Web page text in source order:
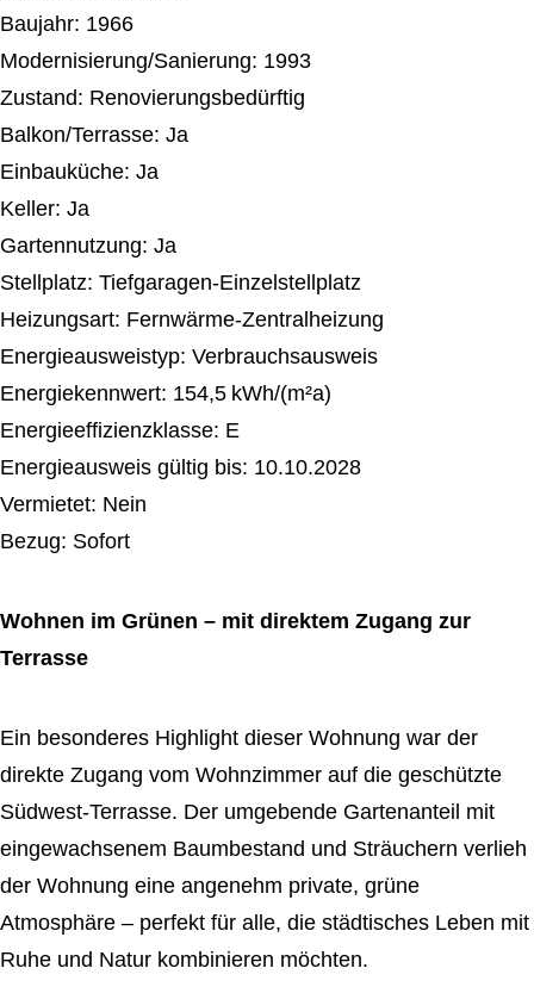
Baujahr: 1966
Modernisierung/Sanierung: 1993
Zustand: Renovierungsbedürftig
Balkon/Terrasse: Ja
Einbauküche: Ja
Keller: Ja
Gartennutzung: Ja
Stellplatz: Tiefgaragen-Einzelstellplatz
Heizungsart: Fernwärme-Zentralheizung
Energieausweistyp: Verbrauchsausweis
Energiekennwert: 154,5 kWh/(m²a)
Energieeffizienzklasse: E
Energieausweis gültig bis: 10.10.2028
Vermietet: Nein
Bezug: Sofort
Wohnen im Grünen – mit direktem Zugang zur
Terrasse
Ein besonderes Highlight dieser Wohnung war der
direkte Zugang vom Wohnzimmer auf die geschützte
Südwest-Terrasse. Der umgebende Gartenanteil mit
eingewachsenem Baumbestand und Sträuchern verlieh
der Wohnung eine angenehm private, grüne
Atmosphäre – perfekt für alle, die städtisches Leben mit
Ruhe und Natur kombinieren möchten.